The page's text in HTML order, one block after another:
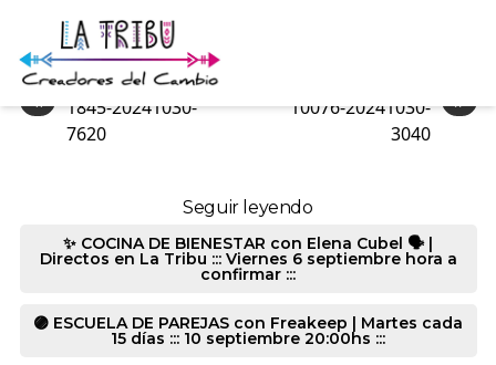
1845-20241030-2330
«
1845-20241030-
7620
»
10076-20241030-
3040
Seguir leyendo
✨ COCINA DE BIENESTAR con Elena Cubel 🗣️ |
Directos en La Tribu ::: Viernes 6 septiembre hora a
confirmar :::
🟣 ESCUELA DE PAREJAS con Freakeep | Martes cada
15 días ::: 10 septiembre 20:00hs :::